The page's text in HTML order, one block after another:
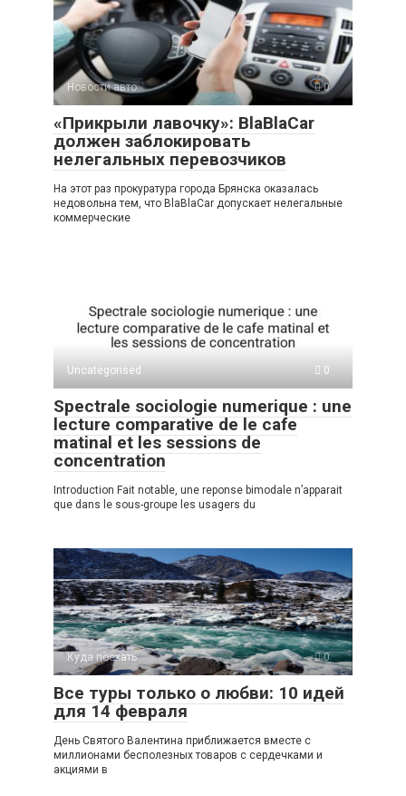
Новости авто 0
«Прикрыли лавочку»: BlaBlaCar
должен заблокировать
нелегальных перевозчиков
На этот раз прокуратура города Брянска оказалась
недовольна тем, что BlaBlaCar допускает нелегальные
коммерческие
Uncategorised 0
Spectrale sociologie numerique : une
lecture comparative de le cafe
matinal et les sessions de
concentration
Introduction Fait notable, une reponse bimodale n’apparait
que dans le sous-groupe les usagers du
Куда поехать 0
Все туры только о любви: 10 идей
для 14 февраля
День Святого Валентина приближается вместе с
миллионами бесполезных товаров с сердечками и
акциями в